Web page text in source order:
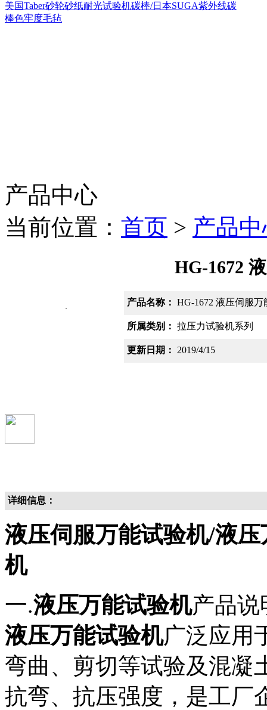
美国Taber砂轮砂纸耐光试验机碳棒/日本SUGA紫外线碳
棒色牢度毛毡
产品中心
当前位置： 首页 > 产品
HG-1672
产品名称： HG-1672 液压伺服万
所属类别： 拉压力试验机系列
更新日期： 2019/4/15
详细信息：
液压伺服万能试验机/液
机
一.液压万能试验机产品说
液压万能试验机广泛应用
弯曲、剪切等试验及混凝
抗弯、抗压强度，是工厂